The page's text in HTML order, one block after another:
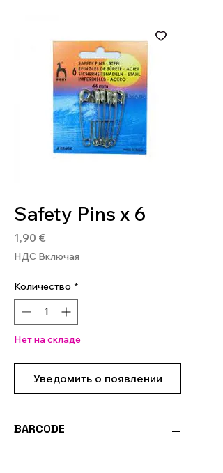
Safety Pins x 6
1,90 €
НДС Включая
Количество *
Нет на складе
Уведомить о появлении
BARCODE